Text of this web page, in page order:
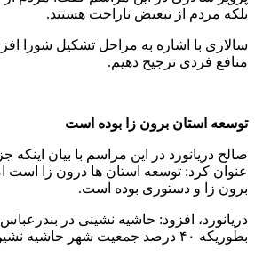
بلکه مردم از تبعیض ناراحت هستند.
سالاری با اشاره به مراحل تشکیل شورا
منافع فردی ترجیح دهیم.
توسعه استان برون زا بوده است
صالح دریانورد در این مراسم با بیان
عنوان کرد: توسعه استان ها درون زا است
برون زا و دستوری بوده است.
دریانورد، افزود: حاشیه نشینی در
بطوریکه ۴۰ درصد جمعیت شهر حاشیه نشین هستند.